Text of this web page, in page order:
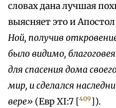
словах дана лучшая
выясняет это и
Ной, получив
было видимо,
для спасения дома
мир, и сделался
вере» (Евр XI:7 [409 ]).